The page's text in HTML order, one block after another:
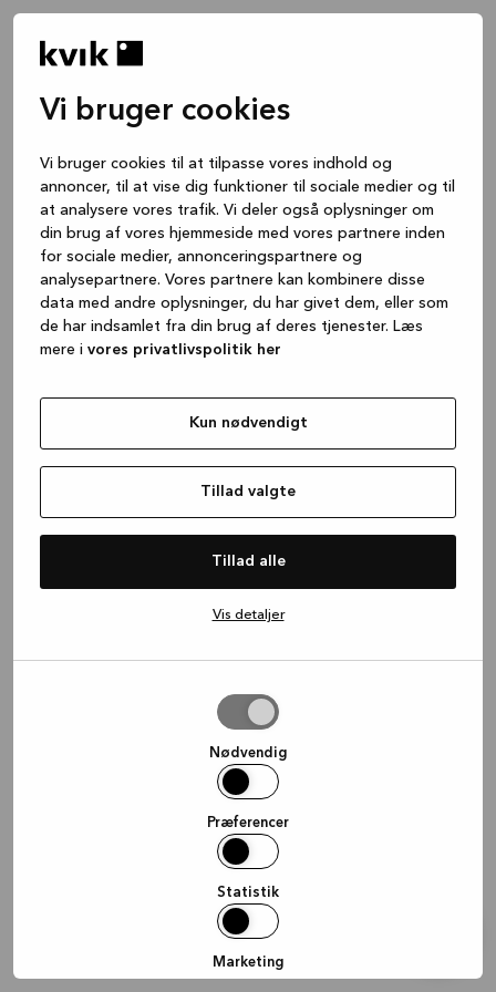
Vi bruger cookies
Vi bruger cookies til at tilpasse vores indhold og
annoncer, til at vise dig funktioner til sociale medier og til
at analysere vores trafik. Vi deler også oplysninger om
din brug af vores hjemmeside med vores partnere inden
for sociale medier, annonceringspartnere og
analysepartnere. Vores partnere kan kombinere disse
data med andre oplysninger, du har givet dem, eller som
de har indsamlet fra din brug af deres tjenester. Læs
mere i vores privatlivspolitik her
Kun nødvendigt
Tillad valgte
Tillad alle
Vis detaljer
Nødvendig
Præferencer
Statistik
Marketing
(see the browser console for more
information).